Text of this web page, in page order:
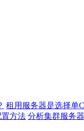
租用服务器是选择单
方法 分析集群服务